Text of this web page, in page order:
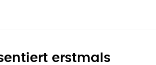
erstmals